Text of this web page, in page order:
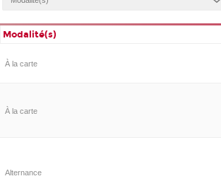
Modalité(s)
À la carte
À la carte
Alternance